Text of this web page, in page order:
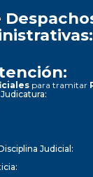
para tramitar
Judicial: